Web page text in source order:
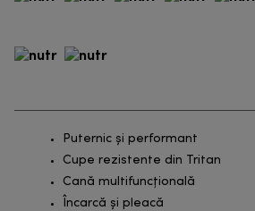
Puternic şi performant
Cupe rezistente din Tritan
Cană multifuncțională
Încarcă și pleacă